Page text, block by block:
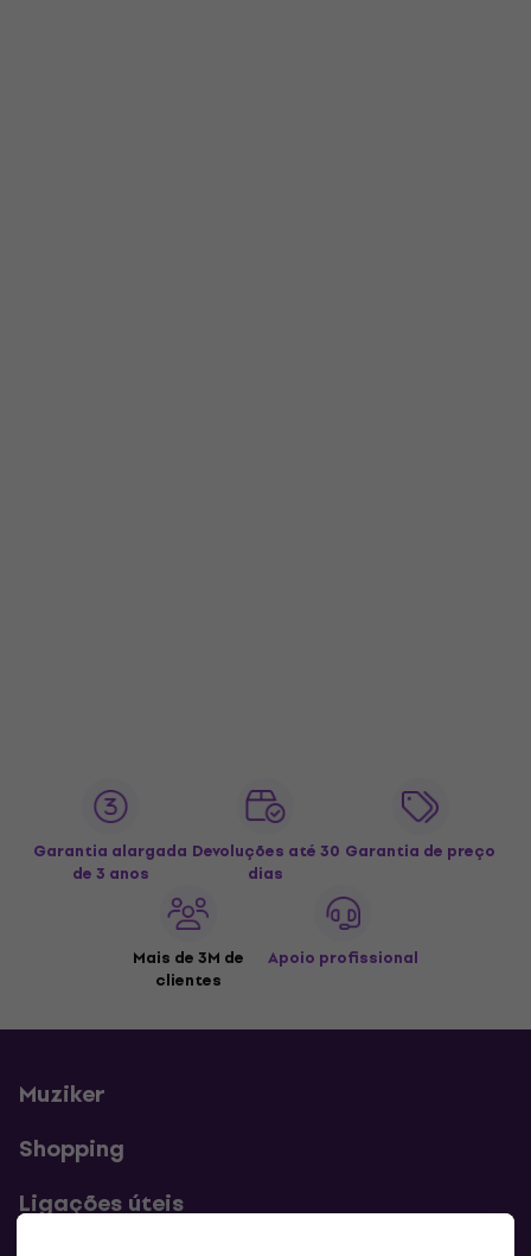
Garantia alargada
de 3 anos
Devoluções até 30
dias
Garantia de preço
Mais de 3M de
clientes
Apoio profissional
Muziker
Shopping
Ligações úteis